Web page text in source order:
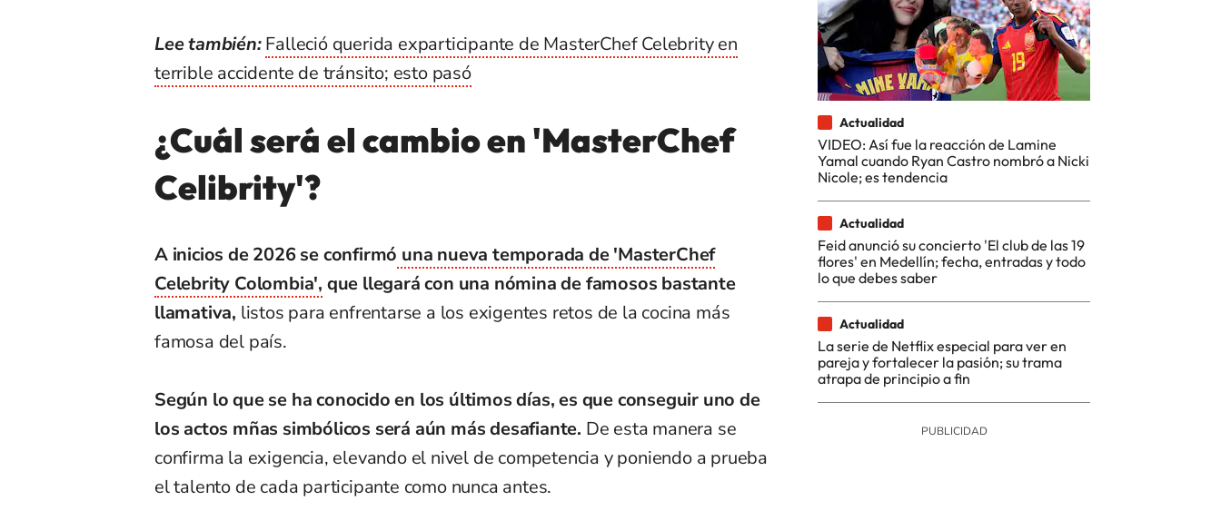
Lee también:Falleció querida exparticipante de MasterChef Celebrity en
terrible accidente de tránsito; esto pasó
¿Cuál será el cambio en 'MasterChef
Celibrity'?
A inicios de 2026 se confirmó una nueva temporada de 'MasterChef
Celebrity Colombia', que llegará con una nómina de famosos bastante
llamativa, listos para enfrentarse a los exigentes retos de la cocina más
famosa del país.
Según lo que se ha conocido en los últimos días, es que conseguir uno de
los actos mñas simbólicos será aún más desafiante. De esta manera se
confirma la exigencia, elevando el nivel de competencia y poniendo a prueba
el talento de cada participante como nunca antes.
Actualidad
VIDEO: Así fue la reacción de Lamine
Yamal cuando Ryan Castro nombró a Nicki
Nicole; es tendencia
Actualidad
Feid anunció su concierto 'El club de las 19
flores' en Medellín; fecha, entradas y todo
lo que debes saber
Actualidad
La serie de Netflix especial para ver en
pareja y fortalecer la pasión; su trama
atrapa de principio a fin